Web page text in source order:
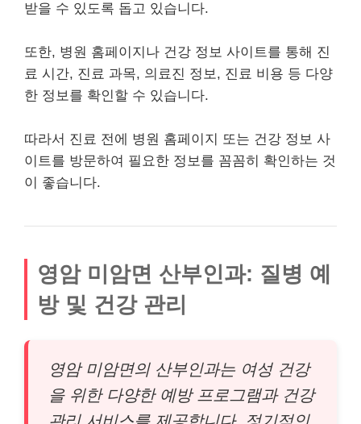
받을 수 있도록 돕고 있습니다.
또한, 병원 홈페이지나 건강 정보 사이트를 통해 진
료 시간, 진료 과목, 의료진 정보, 진료 비용 등 다양
한 정보를 확인할 수 있습니다.
따라서 진료 전에 병원 홈페이지 또는 건강 정보 사
이트를 방문하여 필요한 정보를 꼼꼼히 확인하는 것
이 좋습니다.
영암 미암면 산부인과: 질병 예
방 및 건강 관리
영암 미암면의 산부인과는 여성 건강
을 위한 다양한 예방 프로그램과 건강